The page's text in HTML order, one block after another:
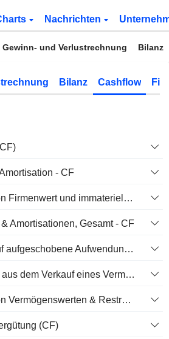
Nachrichten
Gewinn- und Verlustrechnung Bilanz
Bilanz Cashflow
- CF
Abschreibung von Firmenwert und immateriellen Vermögenswerten - (CF) - (Modellspezifisch)
Amortisationen, Gesamt - CF
Abschreibung auf aufgeschobene Aufwendungen, Gesamt - (CF)
(Gewinn) Verlust aus dem Verkauf eines Vermögenswerts
Abschreibung von Vermögenswerten & Restrukturierungskosten
(CF)